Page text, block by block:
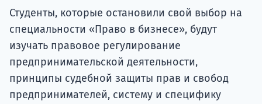
Студенты, которые остановили свой выбор на
специальности «Право в бизнесе», будут
изучать правовое регулирование
предпринимательской деятельности,
принципы судебной защиты прав и свобод
предпринимателей, систему и специфику